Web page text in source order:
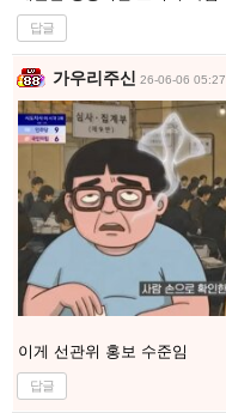
답글
가우리주신 26-06-06 05:27
이게 선관위 홍보 수준임
답글